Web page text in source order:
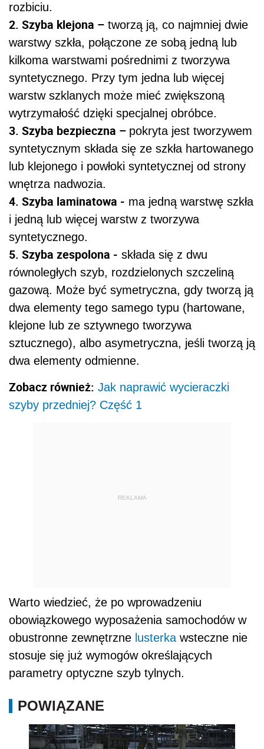
rozbiciu.
2. Szyba klejona – tworzą ją, co najmniej dwie
warstwy szkła, połączone ze sobą jedną lub
kilkoma warstwami pośrednimi z tworzywa
syntetycznego. Przy tym jedna lub więcej
warstw szklanych może mieć zwiększoną
wytrzymałość dzięki specjalnej obróbce.
3. Szyba bezpieczna – pokryta jest tworzywem
syntetycznym składa się ze szkła hartowanego
lub klejonego i powłoki syntetycznej od strony
wnętrza nadwozia.
4. Szyba laminatowa - ma jedną warstwę szkła
i jedną lub więcej warstw z tworzywa
syntetycznego.
5. Szyba zespolona - składa się z dwu
równoległych szyb, rozdzielonych szczeliną
gazową. Może być symetryczna, gdy tworzą ją
dwa elementy tego samego typu (hartowane,
klejone lub ze sztywnego tworzywa
sztucznego), albo asymetryczna, jeśli tworzą ją
dwa elementy odmienne.
Zobacz również: Jak naprawić wycieraczki
szyby przedniej? Część 1
REKLAMA
Warto wiedzieć, że po wprowadzeniu
obowiązkowego wyposażenia samochodów w
obustronne zewnętrzne lusterka wsteczne nie
stosuje się już wymogów określających
parametry optyczne szyb tylnych.
POWIĄZANE